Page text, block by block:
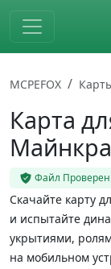
Skip to main
MCPEFOX
Карта
Файл Проверен
Скачайте карту
и испытайте
укрытиями,
на мобильном